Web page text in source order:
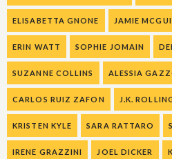
ELISABETTA GNONE JAMIE
ERIN WATT SOPHIE JOMAIN
SUZANNE COLLINS ALESSIA
CARLOS RUIZ ZAFON J.K.
KRISTEN KYLE SARA RATTARO
IRENE GRAZZINI JOEL DICKER